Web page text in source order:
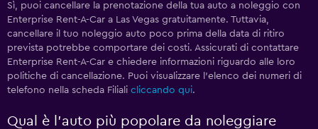
Sì, puoi cancellare la prenotazione della tua auto a noleggio con
Enterprise Rent-A-Car a Las Vegas gratuitamente. Tuttavia,
cancellare il tuo noleggio auto poco prima della data di ritiro
prevista potrebbe comportare dei costi. Assicurati di contattare
Enterprise Rent-A-Car e chiedere informazioni riguardo alle loro
politiche di cancellazione. Puoi visualizzare l'elenco dei numeri di
telefono nella scheda Filiali cliccando qui.
Qual è l'auto più popolare da noleggiare